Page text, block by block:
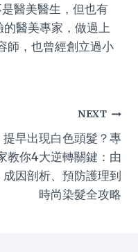
醫美醫生，但也有
醫美專家，做過上
師，也曾經創立過小
NEXT
提早出現白色頭髮？專
教你4大逆轉關鍵：由
成因剖析、預防護理到
時尚染髮全攻略